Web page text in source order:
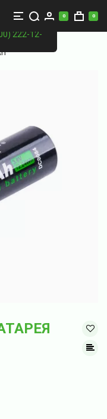
0 0
222-12-